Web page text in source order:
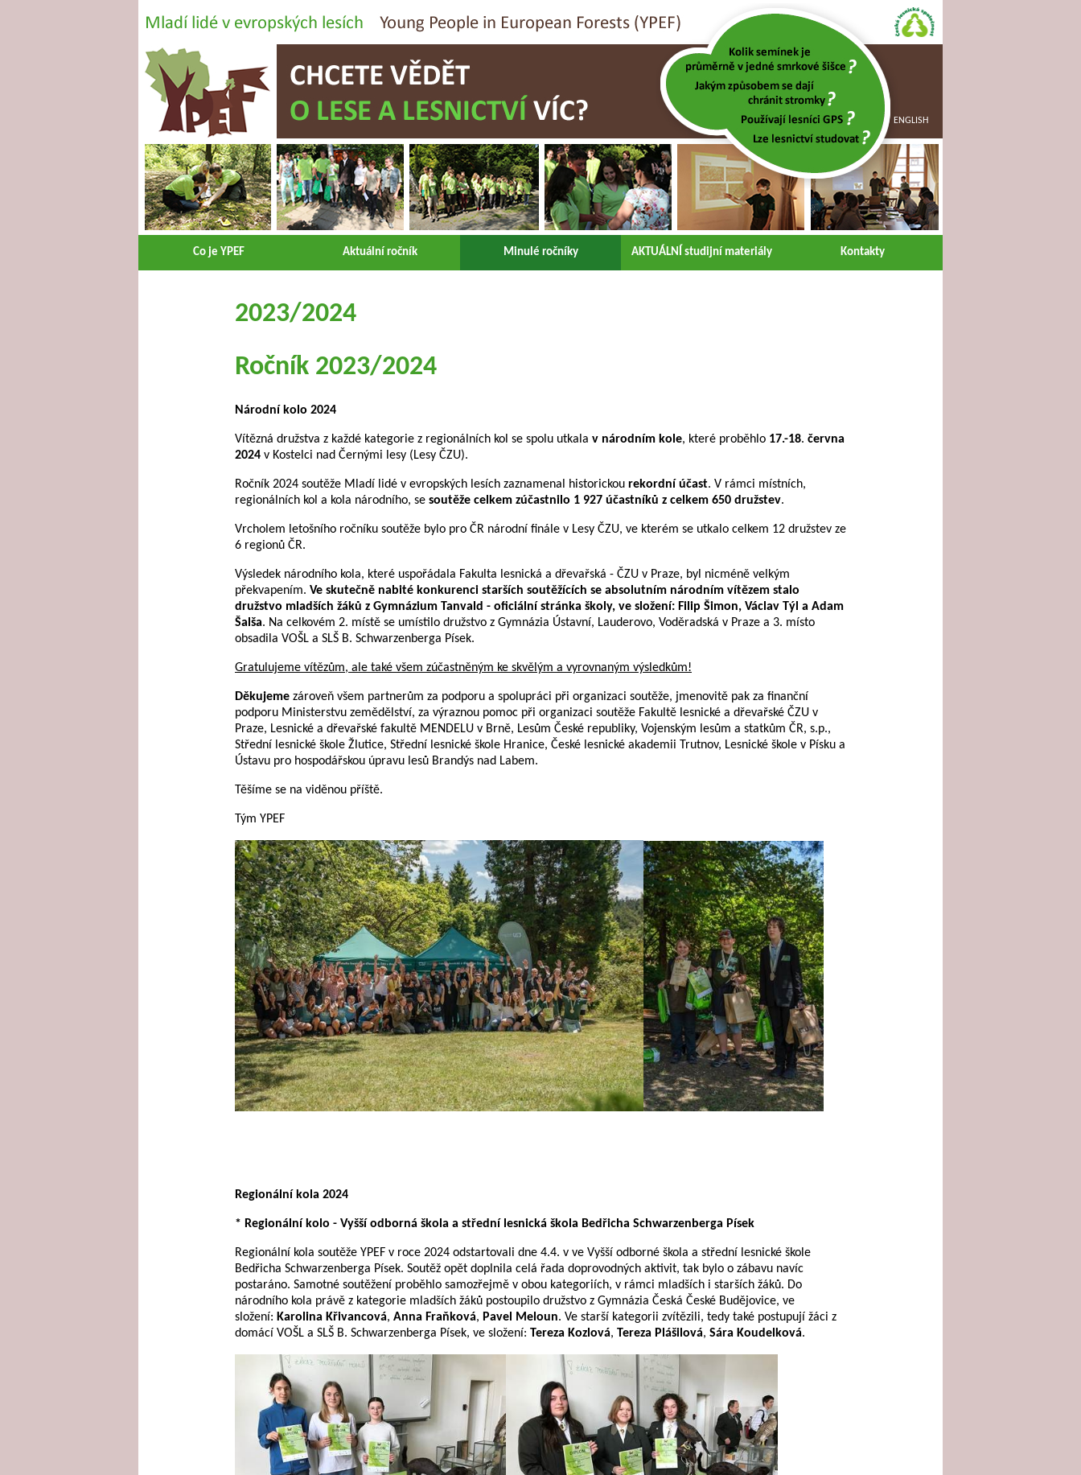
ENGLISH
Co je YPEF Aktuální ročník Minulé ročníky AKTUÁLNÍ studijní materiály Kontakty
2023/2024
Ročník 2023/2024
Národní kolo 2024
Vítězná družstva z každé kategorie z regionálních kol se spolu utkala v národním kole, které proběhlo 17.-18. června
2024 v Kostelci nad Černými lesy (Lesy ČZU).
Ročník 2024 soutěže Mladí lidé v evropských lesích zaznamenal historickou rekordní účast. V rámci místních,
regionálních kol a kola národního, se soutěže celkem zúčastnilo 1 927 účastníků z celkem 650 družstev.
Vrcholem letošního ročníku soutěže bylo pro ČR národní finále v Lesy ČZU, ve kterém se utkalo celkem 12 družstev ze
6 regionů ČR.
Výsledek národního kola, které uspořádala Fakulta lesnická a dřevařská - ČZU v Praze, byl nicméně velkým
překvapením. Ve skutečně nabité konkurenci starších soutěžících se absolutním národním vítězem stalo
družstvo mladších žáků z Gymnázium Tanvald - oficiální stránka školy, ve složení: Filip Šimon, Václav Týl a Adam
Šalša. Na celkovém 2. místě se umístilo družstvo z Gymnázia Ústavní, Lauderovo, Voděradská v Praze a 3. místo
obsadila VOŠL a SLŠ B. Schwarzenberga Písek.
Gratulujeme vítězům, ale také všem zúčastněným ke skvělým a vyrovnaným výsledkům!
Děkujeme zároveň všem partnerům za podporu a spolupráci při organizaci soutěže, jmenovitě pak za finanční
podporu Ministerstvu zemědělství, za výraznou pomoc při organizaci soutěže Fakultě lesnické a dřevařské ČZU v
Praze, Lesnické a dřevařské fakultě MENDELU v Brně, Lesům České republiky, Vojenským lesům a statkům ČR, s.p.,
Střední lesnické škole Žlutice, Střední lesnické škole Hranice, České lesnické akademii Trutnov, Lesnické škole v Písku a
Ústavu pro hospodářskou úpravu lesů Brandýs nad Labem.
Těšíme se na viděnou příště.
Tým YPEF
Regionální kola 2024
* Regionální kolo - Vyšší odborná škola a střední lesnická škola Bedřicha Schwarzenberga Písek
Regionální kola soutěže YPEF v roce 2024 odstartovali dne 4.4. v ve Vyšší odborné škola a střední lesnické škole
Bedřicha Schwarzenberga Písek. Soutěž opět doplnila celá řada doprovodných aktivit, tak bylo o zábavu navíc
postaráno. Samotné soutěžení proběhlo samozřejmě v obou kategoriích, v rámci mladších i starších žáků. Do
národního kola právě z kategorie mladších žáků postoupilo družstvo z Gymnázia Česká České Budějovice, ve
složení: Karolina Křivancová, Anna Fraňková, Pavel Meloun. Ve starší kategorii zvítězili, tedy také postupují žáci z
domácí VOŠL a SLŠ B. Schwarzenberga Písek, ve složení: Tereza Kozlová, Tereza Plášilová, Sára Koudelková.